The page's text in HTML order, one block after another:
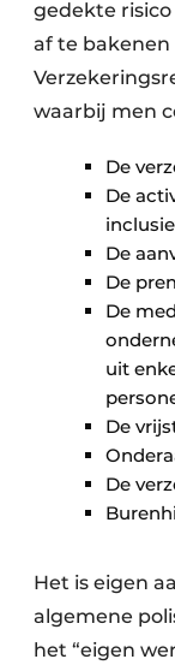
Zonwering
gedekte
af te bakenen
waarbij men
De
De
De
De
De
uit
De
De
Het is eigen
algemene
het “eigen